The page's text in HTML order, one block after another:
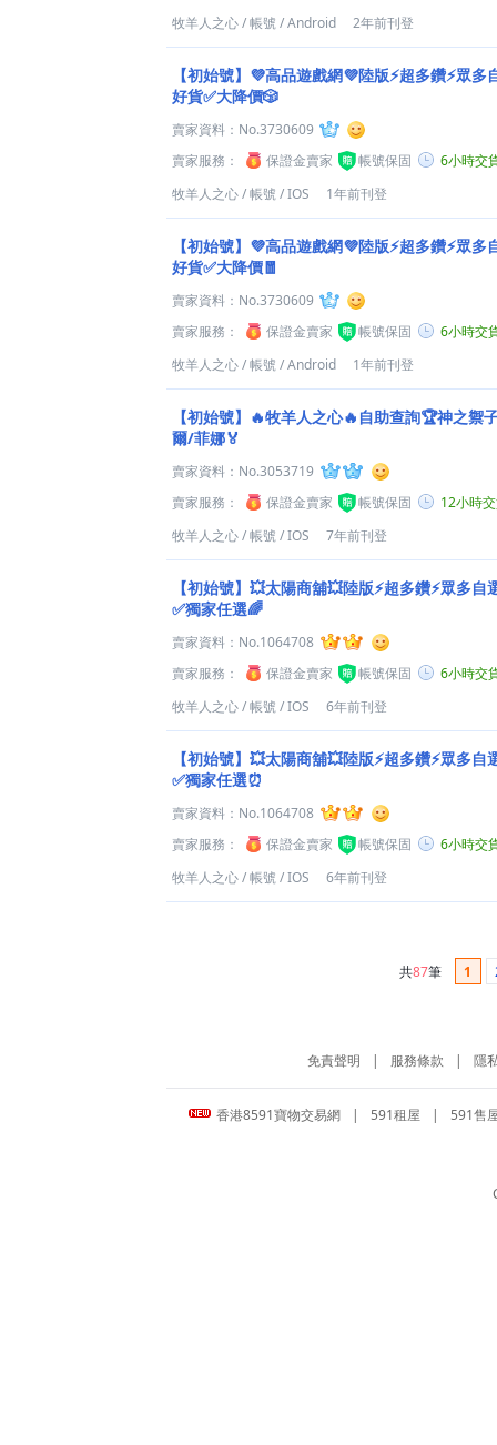
牧羊人之心/帳號/Android 2年前刊登
【初始號】💜高品遊戲網💜陸版⚡超多鑽⚡眾
好貨✅大降價🎲
賣家資料： No.3730609
賣家服務：
保證金賣家 帳號保固
6小時交
牧羊人之心/帳號/IOS 1年前刊登
【初始號】💜高品遊戲網💜陸版⚡超多鑽⚡眾
好貨✅大降價🧧
賣家資料： No.3730609
賣家服務：
保證金賣家 帳號保固
6小時交
牧羊人之心/帳號/Android 1年前刊登
【初始號】🔥牧羊人之心🔥自助查詢🏆神之禦
爾/菲娜🏅
賣家資料： No.3053719
賣家服務：
保證金賣家 帳號保固
12小時
牧羊人之心/帳號/IOS 7年前刊登
【初始號】💥太陽商舖💥陸版⚡超多鑽⚡眾多
✅獨家任選🌈
賣家資料： No.1064708
賣家服務：
保證金賣家 帳號保固
6小時交
牧羊人之心/帳號/IOS 6年前刊登
【初始號】💥太陽商舖💥陸版⚡超多鑽⚡眾多
✅獨家任選⏰
賣家資料： No.1064708
賣家服務：
保證金賣家 帳號保固
6小時交
牧羊人之心/帳號/IOS 6年前刊登
共87筆 1
免責聲明 | 服務條款 | 隱
香港8591寶物交易網 | 591租屋 | 591售